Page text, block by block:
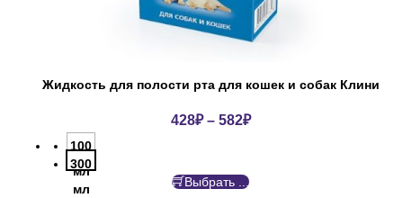
Жидкость для полости рта для кошек и собак Клини
428₽– 582₽
100
мл
300
мл
Выбрать ...